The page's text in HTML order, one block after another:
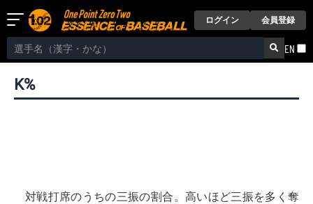
ログイン 会員登録
EN
K%
対戦打席のうちの三振の割合。高いほど三振を多く奪